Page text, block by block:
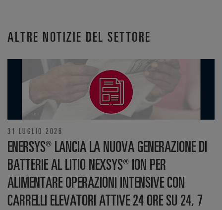
ALTRE NOTIZIE DEL SETTORE
31 LUGLIO 2026
ENERSYS® LANCIA LA NUOVA GENERAZIONE DI
BATTERIE AL LITIO NEXSYS® ION PER
ALIMENTARE OPERAZIONI INTENSIVE CON
CARRELLI ELEVATORI ATTIVE 24 ORE SU 24, 7